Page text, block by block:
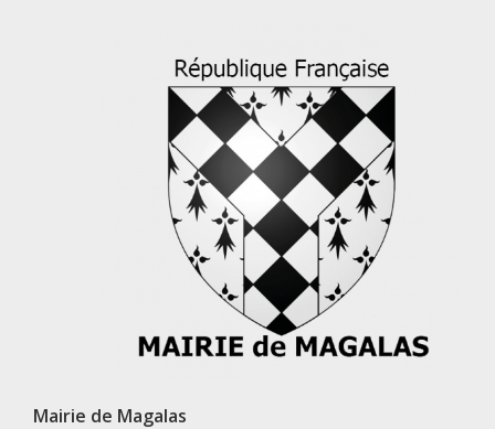
Mairie de Magalas